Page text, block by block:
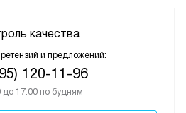
качества
и предложений:
120-11-96
до 17:00 по будням